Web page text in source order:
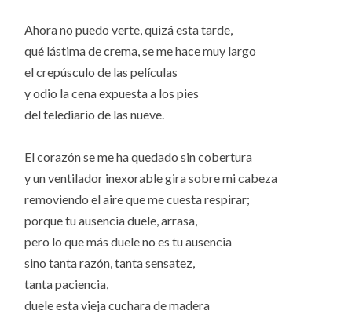
Ahora no puedo verte, quizá esta tarde,
qué lástima de crema, se me hace muy largo
el crepúsculo de las películas
y odio la cena expuesta a los pies
del telediario de las nueve.
El corazón se me ha quedado sin cobertura
y un ventilador inexorable gira sobre mi cabeza
removiendo el aire que me cuesta respirar;
porque tu ausencia duele, arrasa,
pero lo que más duele no es tu ausencia
sino tanta razón, tanta sensatez,
tanta paciencia,
duele esta vieja cuchara de madera